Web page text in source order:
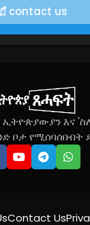
contact us
እና
ቦታ የሚሰባሰቡበት
Contact Us